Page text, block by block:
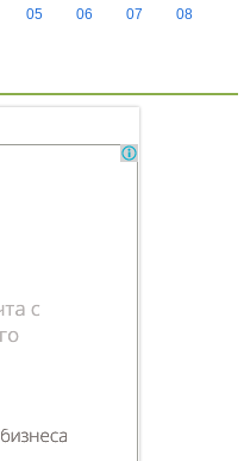
05 06 07 08